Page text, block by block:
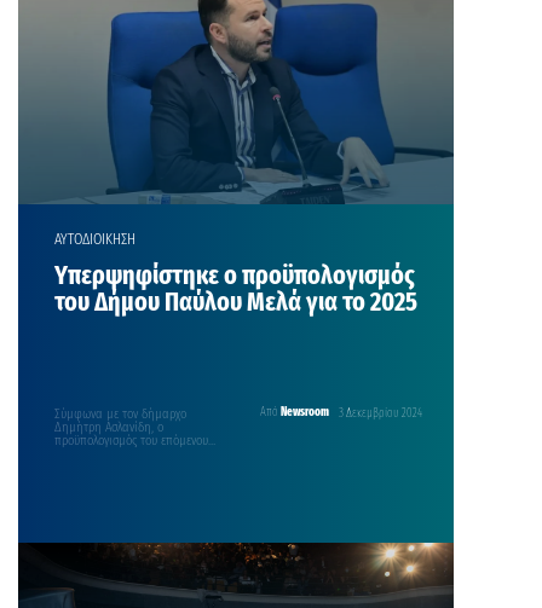
ΑΥΤΟΔΙΟΙΚΗΣΗ
Υπερψηφίστηκε ο προϋπολογισμός
του Δήμου Παύλου Μελά για το 2025
Από Newsroom 3 Δεκεμβρίου 2024
Σύμφωνα με τον δήμαρχο
Δημήτρη Ασλανίδη, ο
προϋπολογισμός του επόμενου
έτους έχει αναπτυξιακά